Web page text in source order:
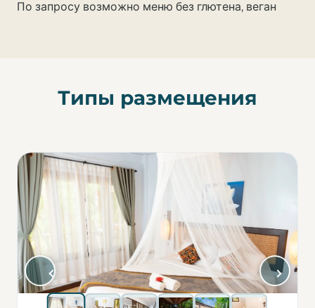
По запросу возможно меню без глютена, веган
Типы размещения